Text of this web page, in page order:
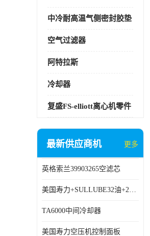
中冷耐高温气侧密封胶垫
空气过滤器
阿特拉斯
冷却器
复盛FS-elliott离心机零件
最新供应商机 更多
英格索兰39903265空滤芯
美国寿力+SULLUBE32油+250022-669
TA6000中间冷却器
美国寿力空压机控制面板